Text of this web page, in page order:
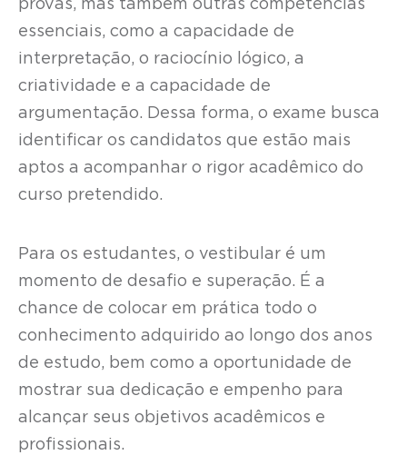
provas, mas também outras competências
essenciais, como a capacidade de
interpretação, o raciocínio lógico, a
criatividade e a capacidade de
argumentação. Dessa forma, o exame busca
identificar os candidatos que estão mais
aptos a acompanhar o rigor acadêmico do
curso pretendido.
Para os estudantes, o vestibular é um
momento de desafio e superação. É a
chance de colocar em prática todo o
conhecimento adquirido ao longo dos anos
de estudo, bem como a oportunidade de
mostrar sua dedicação e empenho para
alcançar seus objetivos acadêmicos e
profissionais.